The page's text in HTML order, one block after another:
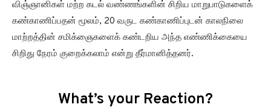
விஞ்ஞானிகள் மற்ற கடல் வண்ணங்களின் சிறிய மாறுபாடுகளைக்
கண்காணிப்பதன் மூலம், 20 வருட கண்காணிப்புடன் காலநிலை
மாற்றத்தின் சமிக்ஞைகளைக் கண்டறிய அந்த எண்ணிக்கையை
சிறிது நேரம் குறைக்கலாம் என்று தீர்மானித்தனர்.
What’s your Reaction?